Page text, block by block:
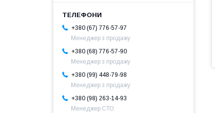
+380 (67) 776-57-97
Менеджер з продажу
+380 (68) 776-57-90
Менеджер з продажу
+380 (99) 448-79-98
Менеджер з продажу
+380 (98) 263-14-93
Менеджер СТО